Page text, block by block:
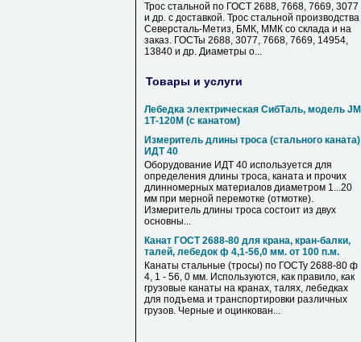
Трос стальной по ГОСТ 2688, 7668, 7669, 3077
и др. с доставкой. Трос стальной производства
Северсталь-Метиз, БМК, ММК со склада и на
заказ. ГОСТы 2688, 3077, 7668, 7669, 14954,
13840 и др. Диаметры о...
Товары и услуги
Лебедка электрическая СибТаль, модель
1Т-120М (с канатом)
Измеритель длины троса (стального каната)
ИДТ 40
Оборудование ИДТ 40 используется для
определения длины троса, каната и прочих
длинномерных материалов диаметром 1...20
мм при мерной перемотке (отмотке).
Измеритель длины троса состоит из двух
основны...
Канат ГОСТ 2688-80 для крана, кран-балки,
талей, лебедок ф 4,1-56,0 мм. от 100 п.м.
Канаты стальные (тросы) по ГОСТу 2688-80 ф
4, 1 - 56, 0 мм. Используются, как правило, как
грузовые канаты на кранах, талях, лебедках
для подъема и транспортировки различных
грузов. Черные и оцинкован...